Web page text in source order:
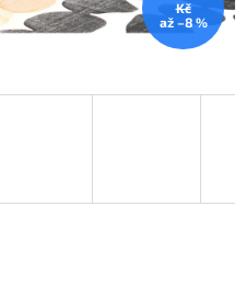
Kč
až –8 %